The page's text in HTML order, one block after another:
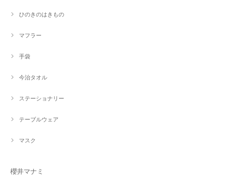
ひのきのはきもの
マフラー
手袋
今治タオル
ステーショナリー
テーブルウェア
マスク
櫻井マナミ